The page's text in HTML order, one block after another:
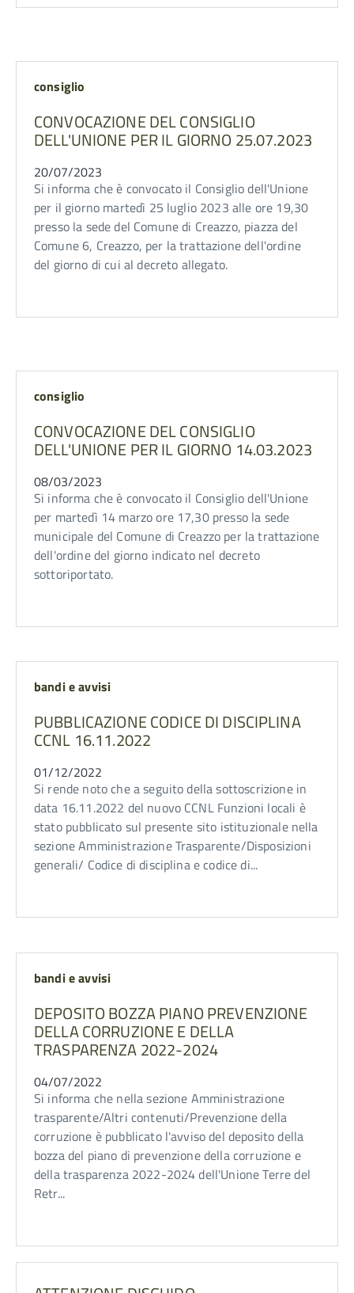
consiglio
CONVOCAZIONE DEL CONSIGLIO
DELL'UNIONE PER IL GIORNO 25.07.2023
20/07/2023
Si informa che è convocato il Consiglio dell'Unione
per il giorno martedì 25 luglio 2023 alle ore 19,30
presso la sede del Comune di Creazzo, piazza del
Comune 6, Creazzo, per la trattazione dell'ordine
del giorno di cui al decreto allegato.
consiglio
CONVOCAZIONE DEL CONSIGLIO
DELL'UNIONE PER IL GIORNO 14.03.2023
08/03/2023
Si informa che è convocato il Consiglio dell'Unione
per martedì 14 marzo ore 17,30 presso la sede
municipale del Comune di Creazzo per la trattazione
dell'ordine del giorno indicato nel decreto
sottoriportato.
bandi e avvisi
PUBBLICAZIONE CODICE DI DISCIPLINA
CCNL 16.11.2022
01/12/2022
Si rende noto che a seguito della sottoscrizione in
data 16.11.2022 del nuovo CCNL Funzioni locali è
stato pubblicato sul presente sito istituzionale nella
sezione Amministrazione Trasparente/Disposizioni
generali/ Codice di disciplina e codice di...
bandi e avvisi
DEPOSITO BOZZA PIANO PREVENZIONE
DELLA CORRUZIONE E DELLA
TRASPARENZA 2022-2024
04/07/2022
Si informa che nella sezione Amministrazione
trasparente/Altri contenuti/Prevenzione della
corruzione è pubblicato l'avviso del deposito della
bozza del piano di prevenzione della corruzione e
della trasparenza 2022-2024 dell'Unione Terre del
Retr...